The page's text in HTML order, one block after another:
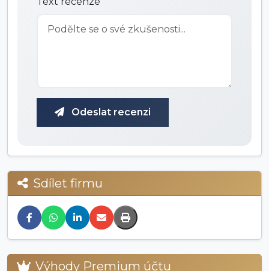
Odeslat recenzi
Sdílet firmu
Výhody Premium účtu